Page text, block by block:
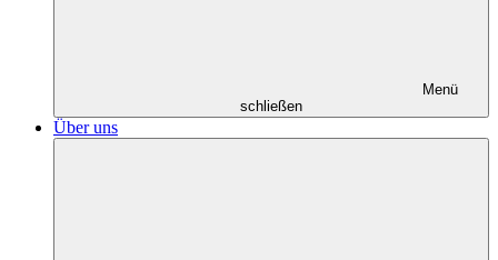
Menü
schließen
Über uns